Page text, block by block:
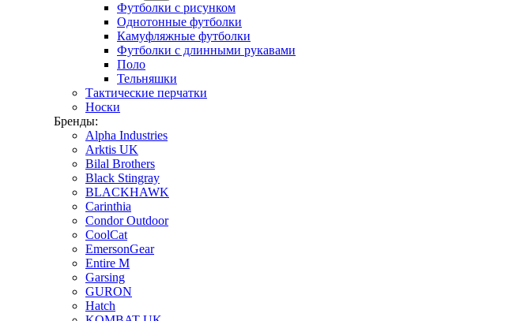
Футболки с рисунком
Однотонные футболки
Камуфляжные футболки
Футболки с длинными рукавами
Поло
Тельняшки
Тактические перчатки
Носки
Бренды:
Alpha Industries
Arktis UK
Bilal Brothers
Black Stingray
BLACKHAWK
Carinthia
Condor Outdoor
CoolCat
EmersonGear
Entire M
Garsing
GURON
Hatch